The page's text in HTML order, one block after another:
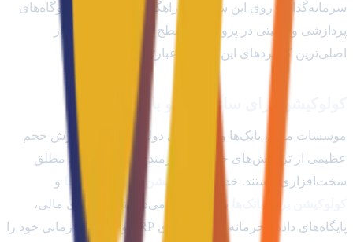
سرمایه‌گذاری روی این سرویس، راهگشای بسیاری از گلوگاه‌های
پردازشی و امنیتی در پروژه‌های سطح کلان است. برخی از
اصلی‌ترین کاربردهای این خدمات عبارتند از:
کولوکیشن برای سازمان‌ها و بانک‌ها
موسسات مالی، بانک‌ها و ارگان‌های دولتی به دلیل پردازش حجم
عظیمی از تراکنش‌های حساس، نیازمند حریم خصوصی مطلق
سخت‌افزاری هستند. خدمات
کولوکیشن برای سازمان‌ها
و
کولوکیشن برای بانک‌ها
به آنها اجازه می‌دهد تا سرورهای مالی،
پایگاه‌های داده محرمانه و سیستم‌های ERP و CRM سازمانی خود را